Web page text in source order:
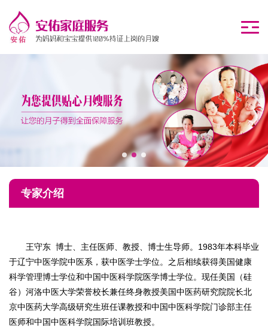
专家介绍
王守东 博士、主任医师、教授、博士生导师。1983年本科毕业
于辽宁中医学院中医系，获中医学士学位。之后相续获得美国健康
科学管理博士学位和中国中医科学院医学博士学位。现任美国（硅
谷）河洛中医大学荣誉校长兼任终身教授美国中医药研究院院长北
京中医药大学高级研究生班任课教授和中国中医科学院门诊部主任
医师和中国中医科学院国际培训班教授。